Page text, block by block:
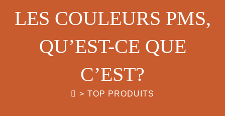
LES COULEURS PMS,
QU’EST-CE QUE
C’EST?
> TOP PRODUITS